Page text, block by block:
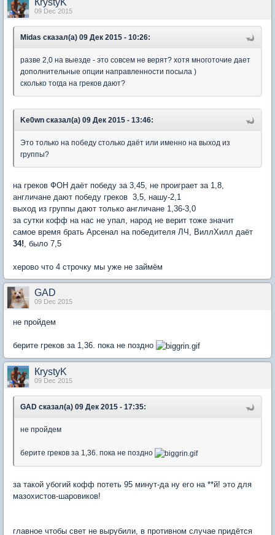
КrystyK
09 Dec 2015
Midas сказал(а) 09 Дек 2015 - 10:26:
разве 2,0 на выезде - это совсем не верят? хотя многоточие дает
дополнительные опции направленности посыла )
сколько тогда на греков дают?
Ke0wn сказал(а) 09 Дек 2015 - 13:46:
Это только на победу столько даёт или именно на выход из
группы?
на греков ФОН даёт победу за 3,45, не проиграет за 1,8,
англичане дают победу греков 3,5, нашу-2,1
выход из группы дают только англичане 1,36-3,0
за сутки кофф на нас не упал, народ не верит тоже значит
самое время брать Арсенал на победителя ЛЧ, ВиллХилл даёт
34!, было 7,5
херово что 4 строчку мы уже не займём
GAD
09 Dec 2015
не пройдем
берите греков за 1,36. пока не поздно
КrystyK
09 Dec 2015
GAD сказал(а) 09 Дек 2015 - 17:35:
не пройдем
берите греков за 1,36. пока не поздно
за такой убогий кофф потеть 95 минут-да ну его на **й! это для
мазохистов-шаровиков!
главное чтобы свет не вырубили, в противном случае придётся